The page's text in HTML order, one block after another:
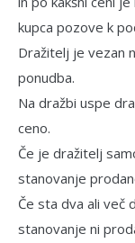
kupca pozove k
Dražitelj je vezan
ponudba.
Na dražbi uspe
ceno.
Če je dražitelj
stanovanje
Če sta dva ali več
stanovanje ni